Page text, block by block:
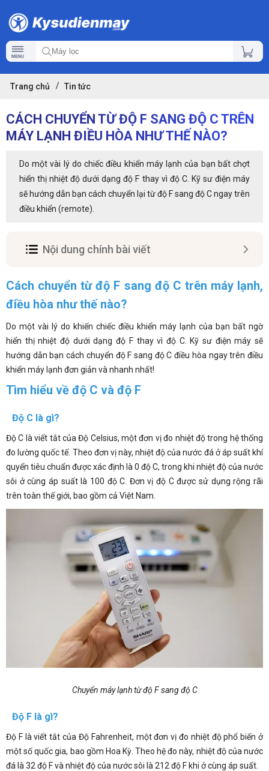
Trang chủ Tin tức
CÁCH CHUYỂN TỪ ĐỘ F SANG ĐỘ C TRÊN
MÁY LẠNH ĐIỀU HÒA NHƯ THẾ NÀO?
Do một vài lý do chiếc điều khiển máy lạnh của bạn bất chợt
hiển thị nhiệt độ dưới dạng độ F thay vì độ C. Kỹ sư điện máy
sẽ hướng dẫn bạn cách chuyển lại từ độ F sang độ C ngay trên
điều khiển (remote).
Nội dung chính bài viết
Cách chuyển từ độ F sang độ C trên máy lạnh,
điều hòa như thế nào?
Do một vài lý do khiến chiếc điều khiển máy lạnh của bạn bất ngờ
hiển thị nhiệt độ dưới dạng độ F thay vì độ C. Kỹ sư điện máy sẽ
hướng dẫn bạn cách chuyển độ F sang độ C điều hòa ngay trên điều
khiển máy lạnh đơn giản và nhanh nhất!
Tìm hiểu về độ C và độ F
Độ C là gì?
Độ C là viết tắt của Độ Celsius, một đơn vị đo nhiệt độ trong hệ thống
đo lường quốc tế. Theo đơn vị này, nhiệt độ của nước đá ở áp suất khí
quyển tiêu chuẩn được xác định là 0 độ C, trong khi nhiệt độ của nước
sôi ở cùng áp suất là 100 độ C. Đơn vị độ C được sử dụng rộng rãi
trên toàn thế giới, bao gồm cả Việt Nam.
Chuyển máy lạnh từ độ F sang độ C
Độ F là gì?
Độ F là viết tắt của Độ Fahrenheit, một đơn vị đo nhiệt độ phổ biến ở
một số quốc gia, bao gồm Hoa Kỳ. Theo hệ đo này, nhiệt độ của nước
đá là 32 độ F và nhiệt độ của nước sôi là 212 độ F khi ở cùng áp suất.